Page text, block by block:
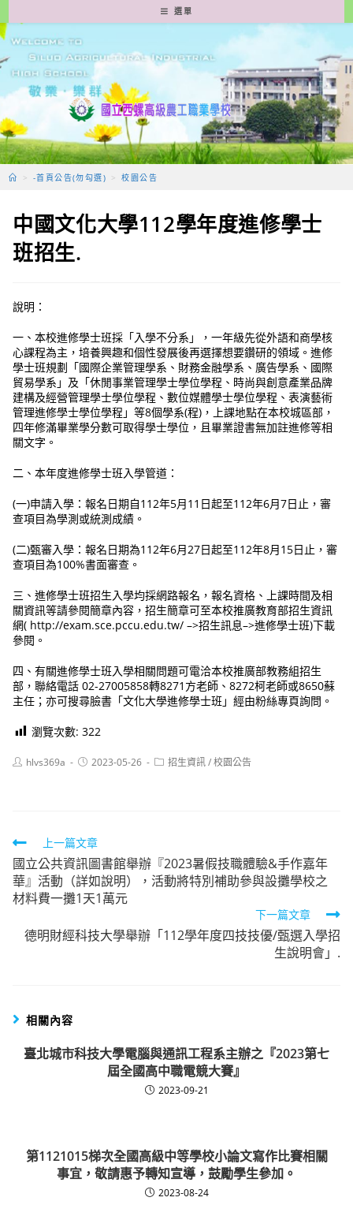
轉
至
要
容
選單
> -首頁公告(勿勾選) > 校園公告
中國文化大學112學年度進修學士
班招生.
說明：
一、本校進修學士班採「入學不分系」，一年級先從外語和商學核
心課程為主，培養興趣和個性發展後再選擇想要鑽研的領域。進修
學士班規劃「國際企業管理學系、財務金融學系、廣告學系、國際
貿易學系」及「休閒事業管理學士學位學程、時尚與創意產業品牌
建構及經營管理學士學位學程、數位媒體學士學位學程、表演藝術
管理進修學士學位學程」等8個學系(程)，上課地點在本校城區部，
四年修滿畢業學分數可取得學士學位，且畢業證書無加註進修等相
關文字。
二、本年度進修學士班入學管道：
(一)申請入學：報名日期自112年5月11日起至112年6月7日止，審
查項目為學測或統測成績。
(二)甄審入學：報名日期為112年6月27日起至112年8月15日止，審
查項目為100%書面審查。
三、進修學士班招生入學均採網路報名，報名資格、上課時間及相
關資訊等請參閱簡章內容，招生簡章可至本校推廣教育部招生資訊
網( http://exam.sce.pccu.edu.tw/ –>招生訊息–>進修學士班)下載
參閱。
四、有關進修學士班入學相關問題可電洽本校推廣部教務組招生
部，聯絡電話 02-27005858轉8271方老師、8272柯老師或8650蘇
主任；亦可搜尋臉書「文化大學進修學士班」經由粉絲專頁詢問。
瀏覽次數: 322
Posthlvs369a
Post2023-05-26
Post招生資訊/校園公告
Read
more
articles
上一篇文章
國立公共資訊圖書館舉辦『2023暑假技職體驗&手作嘉年
華』活動（詳如說明），活動將特別補助參與設攤學校之
材料費一攤1天1萬元
下一篇文章
德明財經科技大學舉辦「112學年度四技技優/甄選入學招
生說明會」.
相關內容
臺北城市科技大學電腦與通訊工程系主辦之『2023第七
屆全國高中職電競大賽』
2023-09-21
第1121015梯次全國高級中等學校小論文寫作比賽相關
事宜，敬請惠予轉知宣導，鼓勵學生參加。
2023-08-24